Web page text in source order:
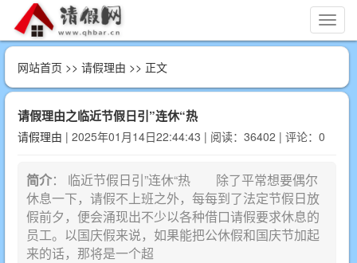
切
换
网站首页 >> 请假理由 >> 正文
请假理由之临近节假日引”连休“热
请假理由 | 2025年01月14日22:44:43 | 阅读：36402 | 评论：0
简介： 临近节假日引”连休“热 除了平常想要偶尔
休息一下，请假不上班之外，每每到了法定节假日放
假前夕，便会涌现出不少以各种借口请假要求休息的
员工。以国庆假来说，如果能把公休假和国庆节加起
来的话，那将是一个超